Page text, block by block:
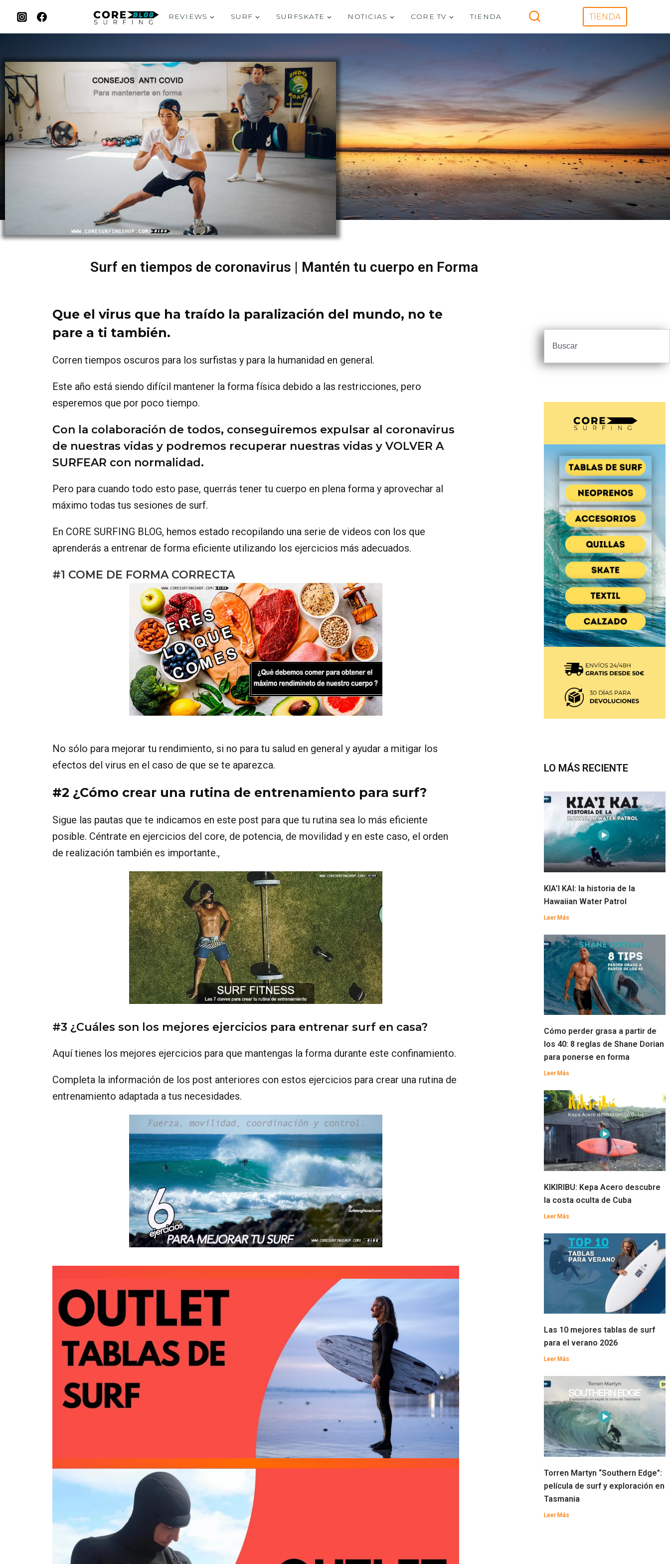
REVIEWS SURF SURFSKATE NOTICIAS CORE TV TIENDA TIENDA
Surf en tiempos de coronavirus | Mantén tu cuerpo en Forma
Que el virus que ha traído la paralización del mundo, no te
pare a ti también.
Corren tiempos oscuros para los surfistas y para la humanidad en general.
Este año está siendo difícil mantener la forma física debido a las restricciones, pero
esperemos que por poco tiempo.
Con la colaboración de todos, conseguiremos expulsar al coronavirus
de nuestras vidas y podremos recuperar nuestras vidas y VOLVER A
SURFEAR con normalidad.
Pero para cuando todo esto pase, querrás tener tu cuerpo en plena forma y aprovechar al
máximo todas tus sesiones de surf.
En CORE SURFING BLOG, hemos estado recopilando una serie de videos con los que
aprenderás a entrenar de forma eficiente utilizando los ejercicios más adecuados.
#1 COME DE FORMA CORRECTA
No sólo para mejorar tu rendimiento, si no para tu salud en general y ayudar a mitigar los
efectos del virus en el caso de que se te aparezca.
#2 ¿Cómo crear una rutina de entrenamiento para surf?
Sigue las pautas que te indicamos en este post para que tu rutina sea lo más eficiente
posible. Céntrate en ejercicios del core, de potencia, de movilidad y en este caso, el orden
de realización también es importante.,
#3 ¿Cuáles son los mejores ejercicios para entrenar surf en casa?
Aquí tienes los mejores ejercicios para que mantengas la forma durante este confinamiento.
Completa la información de los post anteriores con estos ejercicios para crear una rutina de
entrenamiento adaptada a tus necesidades.
LO MÁS RECIENTE
KIA’I KAI: la historia de la
Hawaiian Water Patrol
Leer Más
Cómo perder grasa a partir de
los 40: 8 reglas de Shane Dorian
para ponerse en forma
Leer Más
KIKIRIBU: Kepa Acero descubre
la costa oculta de Cuba
Leer Más
Las 10 mejores tablas de surf
para el verano 2026
Leer Más
Torren Martyn “Southern Edge”:
película de surf y exploración en
Tasmania
Leer Más